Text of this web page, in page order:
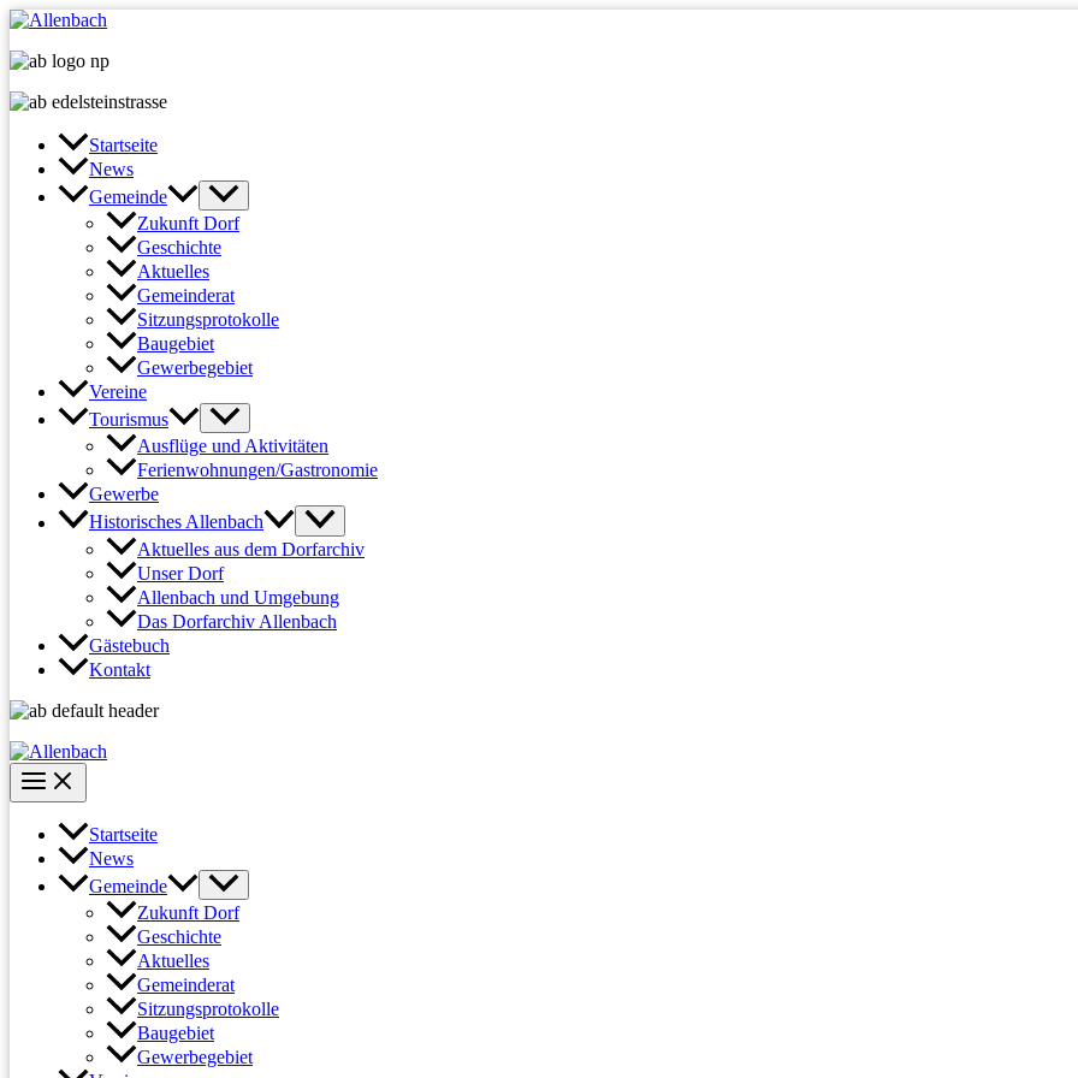
Zum
springen
Startseite
News
Gemeinde
Zukunft Dorf
Geschichte
Aktuelles
Gemeinderat
Sitzungsprotokolle
Baugebiet
Gewerbegebiet
Vereine
Tourismus
Ausflüge und Aktivitäten
Ferienwohnungen/Gastronomie
Gewerbe
Historisches Allenbach
Aktuelles aus dem Dorfarchiv
Unser Dorf
Allenbach und Umgebung
Das Dorfarchiv Allenbach
Gästebuch
Kontakt
Startseite
News
Gemeinde
Zukunft Dorf
Geschichte
Aktuelles
Gemeinderat
Sitzungsprotokolle
Baugebiet
Gewerbegebiet